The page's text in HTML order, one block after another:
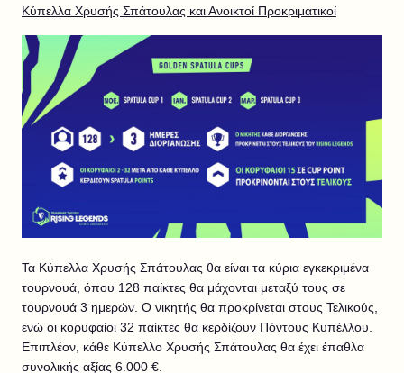
Κύπελλα Χρυσής Σπάτουλας και Ανοικτοί Προκριματικοί
Τα Κύπελλα Χρυσής Σπάτουλας θα είναι τα κύρια εγκεκριμένα
τουρνουά, όπου 128 παίκτες θα μάχονται μεταξύ τους σε
τουρνουά 3 ημερών. Ο νικητής θα προκρίνεται στους Τελικούς,
ενώ οι κορυφαίοι 32 παίκτες θα κερδίζουν Πόντους Κυπέλλου.
Επιπλέον, κάθε Κύπελλο Χρυσής Σπάτουλας θα έχει έπαθλα
συνολικής αξίας 6.000 €.